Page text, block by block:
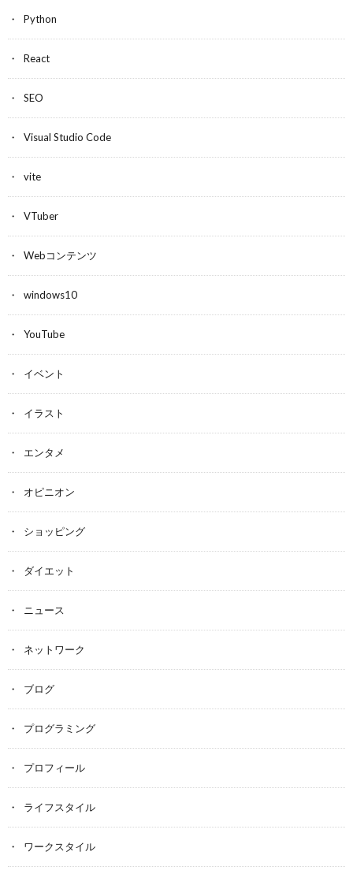
Python
React
SEO
Visual Studio Code
vite
VTuber
Webコンテンツ
windows10
YouTube
イベント
イラスト
エンタメ
オピニオン
ショッピング
ダイエット
ニュース
ネットワーク
ブログ
プログラミング
プロフィール
ライフスタイル
ワークスタイル